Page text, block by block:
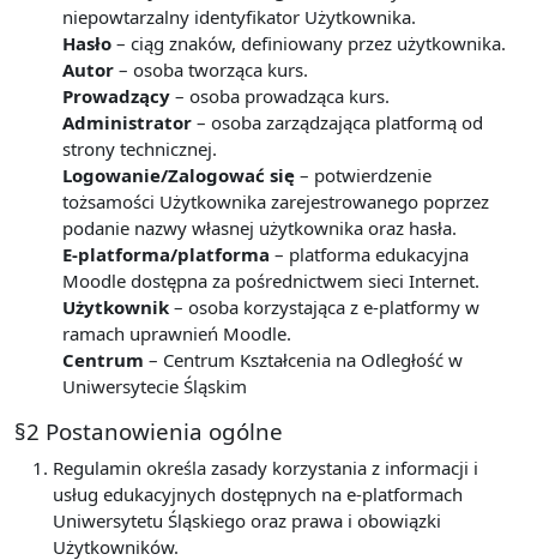
niepowtarzalny identyfikator Użytkownika.
Hasło – ciąg znaków, definiowany przez użytkownika.
Autor – osoba tworząca kurs.
Prowadzący – osoba prowadząca kurs.
Administrator – osoba zarządzająca platformą od
strony technicznej.
Logowanie/Zalogować się – potwierdzenie
tożsamości Użytkownika zarejestrowanego poprzez
podanie nazwy własnej użytkownika oraz hasła.
E-platforma/platforma – platforma edukacyjna
Moodle dostępna za pośrednictwem sieci Internet.
Użytkownik – osoba korzystająca z e-platformy w
ramach uprawnień Moodle.
Centrum – Centrum Kształcenia na Odległość w
Uniwersytecie Śląskim
§2 Postanowienia ogólne
Regulamin określa zasady korzystania z informacji i
usług edukacyjnych dostępnych na e-platformach
Uniwersytetu Śląskiego oraz prawa i obowiązki
Użytkowników.